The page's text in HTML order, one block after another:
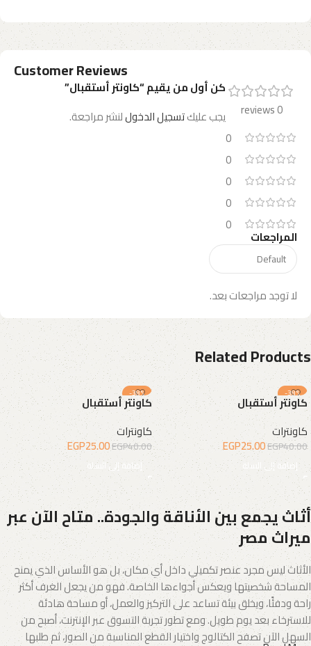
Customer Reviews
0 reviews
0
0
0
0
0
المراجعات
لا توجد مراجعات بعد.
كن أول من يقيم “كاونتر أستقبال”
يجب عليكتسجيل الدخوللنشر مراجعة.
Related Products
-38%
كاونتر أستقبال
كاونترات
EGP40.00
EGP25.00
إضافة إلى السلة
-38%
كاونتر أستقبال
كاونترات
EGP40.00
EGP25.00
إضافة إلى السلة
أثاث يجمع بين الأناقة والجودة.. متاح الآن عبر
ميراث مصر
الأثاث ليس مجرد عنصر تكميلي داخل أي مكان، بل هو الأساس الذي يمنح
المساحة شخصيتها ويعكس أجواءها الخاصة. فهو من يجعل الغرف أكثر
راحة ودفئًا، ويخلق بيئة تساعد على التركيز والعمل، أو مساحة هادئة
للاسترخاء بعد يوم طويل. ومع تطور تجربة التسوق عبر الإنترنت، أصبح من
السهل الآن تصفح الكتالوج واختيار القطع المناسبة من الصور، ثم طلبها